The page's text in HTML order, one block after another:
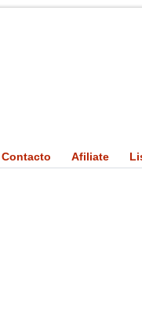
Contacto Afiliate